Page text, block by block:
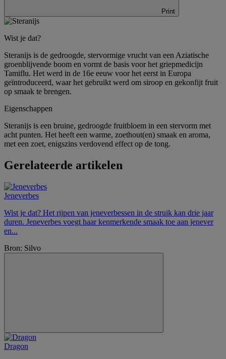
Print
Wist je dat?
Steranijs is de gedroogde, stervormige vrucht van een Aziatische
groenblijvende boom en vormt de basis voor het griepmedicijn
Tamiflu. Het werd in de 16e eeuw voor het eerst in Europa
geïntroduceerd, waar het gebruikt werd om siroop en gekonfijt fruit
op smaak te brengen.
Eigenschappen
Steranijs is een bruine, gedroogde fruitbloem in een stervorm met
acht punten. Het heeft een warme, zoethout(en) smaak en aroma,
met een zoet, enigszins verdovend effect op de tong.
Gerelateerde artikelen
Jeneverbes
Wist je dat? Het rijpen van jeneverbessen in de struik kan drie jaar
duren. Jeneverbes voegt haar kenmerkende smaak toe aan jenever
en...
Bron: Silvo
Dragon